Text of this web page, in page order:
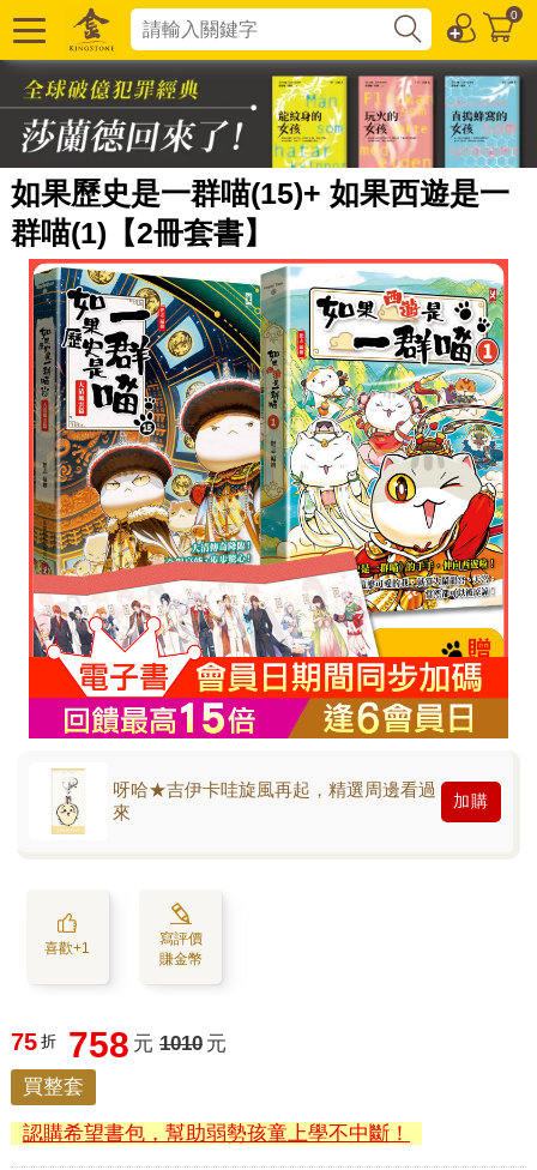
0
如果歷史是一群喵(15)+ 如果西遊是一
群喵(1)【2冊套書】
呀哈★吉伊卡哇旋風再起，精選周邊看過
來
加購
喜歡+1
寫評價
賺金幣
75 折 758 元 1010 元
買整套
認購希望書包，幫助弱勢孩童上學不中斷！